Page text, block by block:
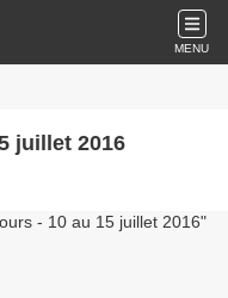
MENU
juillet 2016